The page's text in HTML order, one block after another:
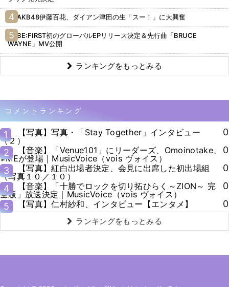
AKB48伊藤百花、ダイアン津田の生「スー！」に大興奮
BE:FIRST初のグローバルEPリリース決定＆先行曲「BRUCE
WAYNE」MV公開
ランキングをもっとみる
コメントランキング
1
【写真】写真・「Stay Together」インタビュー
（２）
0
2
【音楽】「Venue101」にリーダーズ、Omoinotake、
≠MEが登場｜MusicVoice（vois ヴォイス）
0
3
【写真】紅白出場者決定、会見に出席した初出場組
（写真１０／１０）
0
4
【音楽】「十勝でロックを切り拓ひらく～ZION～ 完
全版」放送決定｜MusicVoice（vois ヴォイス）
0
5
【写真】仁村紗和、インタビュー【エンタメ】 0
ランキングをもっとみる